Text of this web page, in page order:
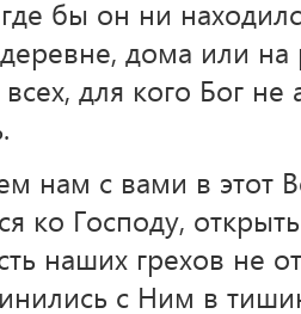
бы он ни
дома или
для кого Бог не
нам с вами в этот
ко Господу,
наших грехов не
с Ним в